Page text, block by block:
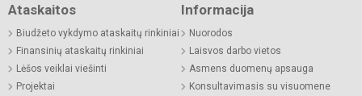
Ataskaitos
Biudžeto vykdymo ataskaitų rinkiniai
Finansinių ataskaitų rinkiniai
Lėšos veiklai viešinti
Projektai
Informacija
Nuorodos
Laisvos darbo vietos
Asmens duomenų apsauga
Konsultavimasis su visuomene